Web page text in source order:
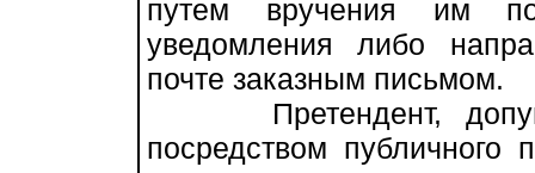
путем вручения им
уведомления либо
почте заказным письмом.
Претендент,
посредством публичного